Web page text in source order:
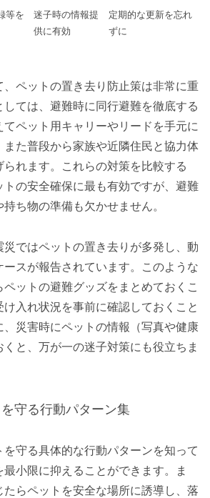
等を
迷子時の情報提
供に有効
定期的な更新を忘れ
ずに
ペットの置き去り防止策は非常に重
ては、避難時に同行避難を徹底する
てペット用キャリーやリードを手元に
また普段から家族や近隣住民と協力体
れます。これらの対策を比較する
トの安全確保に最も有効ですが、避難
ち物の準備も欠かせません。
ではペットの置き去りが多発し、動
スが報告されています。このような
ットの避難グッズをまとめておくこ
け入れ状況を事前に確認しておくこと
、災害時にペットの情報（写真や健康
と、万が一の迷子対策にも役立ちま
守る行動パターン集
守る具体的な行動パターンを知って
小限に抑えることができます。ま
らペットを安全な場所に誘導し、落